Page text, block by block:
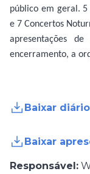
público em geral. 5
e 7 Concertos
apresentações
encerramento, a
Baixar
Baixar
Responsável: